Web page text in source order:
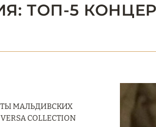
ТОП-5
МАЛЬДИВСКИХ
COLLECTION